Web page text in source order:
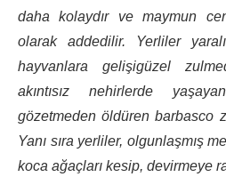
daha kolaydır ve maymun
olarak addedilir. Yerliler
hayvanlara gelişigüzel
akıntısız nehirlerde
gözetmeden öldüren barbasco
Yanı sıra yerliler, olgunlaşmış
koca ağaçları kesip, devirmeye